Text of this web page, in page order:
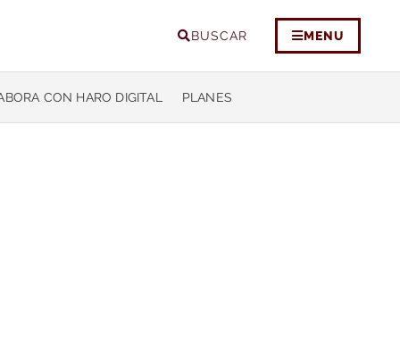
BUSCAR MENU
CON HARO DIGITAL PLANES